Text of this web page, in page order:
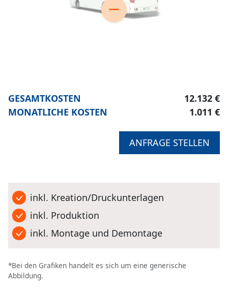
GESAMTKOSTEN
12.132 €
MONATLICHE KOSTEN
1.011 €
ANFRAGE STELLEN
inkl. Kreation/Druckunterlagen
inkl. Produktion
inkl. Montage und Demontage
*Bei den Grafiken handelt es sich um eine generische
Abbildung.